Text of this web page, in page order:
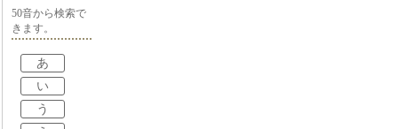
50音から検索で
きます。
あ
い
う